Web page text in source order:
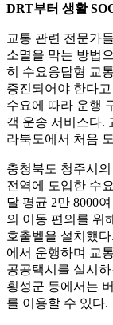
DRT부터 생활
교통 관련 전문가
소멸을 막는 방법
히 수요응답형 교통
증진되어야 한다
수요에 따라 운행
객 운송 서비스다.
라북도에서 처음
충청북도 청주시
전역에 도입한 수
달 평균 2만 8000
의 이동 편의를 위
호출벨을 설치했
에서 운행하며 교
공공택시를 실시
횡성군 등에서는
를 이용할 수 있다.